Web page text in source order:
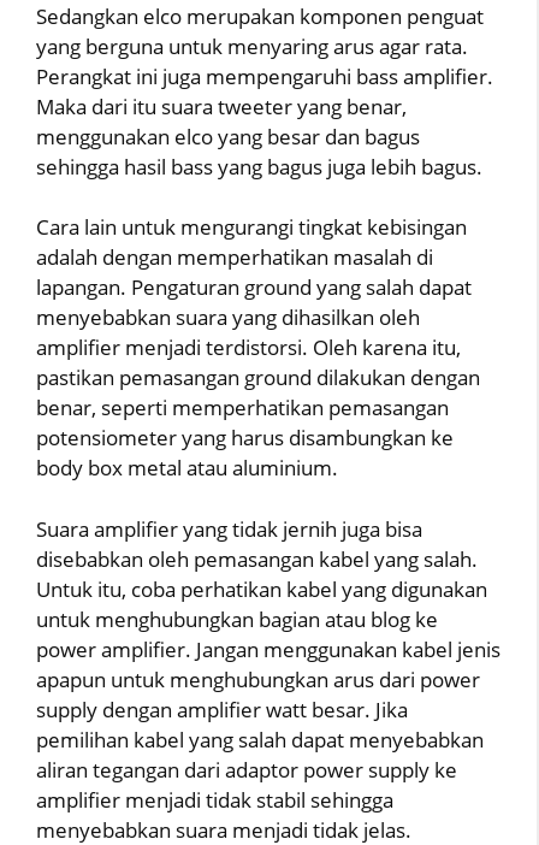
Sedangkan elco merupakan komponen penguat
yang berguna untuk menyaring arus agar rata.
Perangkat ini juga mempengaruhi bass amplifier.
Maka dari itu suara tweeter yang benar,
menggunakan elco yang besar dan bagus
sehingga hasil bass yang bagus juga lebih bagus.
Cara lain untuk mengurangi tingkat kebisingan
adalah dengan memperhatikan masalah di
lapangan. Pengaturan ground yang salah dapat
menyebabkan suara yang dihasilkan oleh
amplifier menjadi terdistorsi. Oleh karena itu,
pastikan pemasangan ground dilakukan dengan
benar, seperti memperhatikan pemasangan
potensiometer yang harus disambungkan ke
body box metal atau aluminium.
Suara amplifier yang tidak jernih juga bisa
disebabkan oleh pemasangan kabel yang salah.
Untuk itu, coba perhatikan kabel yang digunakan
untuk menghubungkan bagian atau blog ke
power amplifier. Jangan menggunakan kabel jenis
apapun untuk menghubungkan arus dari power
supply dengan amplifier watt besar. Jika
pemilihan kabel yang salah dapat menyebabkan
aliran tegangan dari adaptor power supply ke
amplifier menjadi tidak stabil sehingga
menyebabkan suara menjadi tidak jelas.